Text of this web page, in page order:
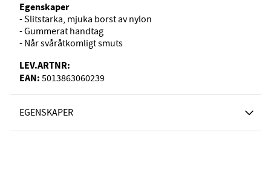
Egenskaper
- Slitstarka, mjuka borst av nylon
- Gummerat handtag
- Når svåråtkomligt smuts
LEV.ARTNR:
EAN: 5013863060239
EGENSKAPER